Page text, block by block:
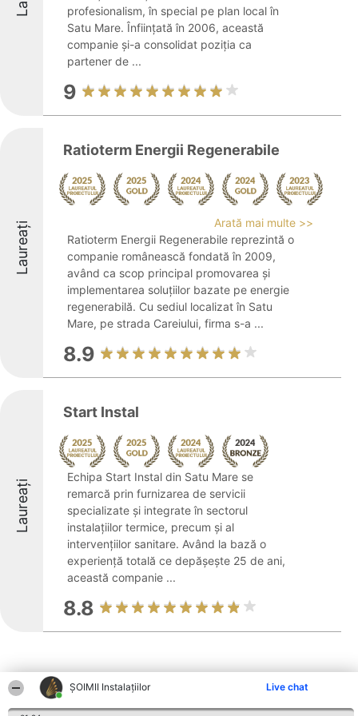
ŞOIMII Instalaţiilor Live chat
profesionalism, în special pe plan local în
Satu Mare. Înființată în 2006, această
companie și-a consolidat poziția ca
partener de ...
9
Laureați
Ratioterm Energii Regenerabile
Arată mai multe >>
Ratioterm Energii Regenerabile reprezintă o
companie românească fondată în 2009,
având ca scop principal promovarea și
implementarea soluțiilor bazate pe energie
regenerabilă. Cu sediul localizat în Satu
Mare, pe strada Careiului, firma s-a ...
8.9
Laureați
Start Instal
Echipa Start Instal din Satu Mare se
remarcă prin furnizarea de servicii
specializate și integrate în sectorul
instalațiilor termice, precum și al
intervențiilor sanitare. Având la bază o
experiență totală ce depășește 25 de ani,
această companie ...
8.8